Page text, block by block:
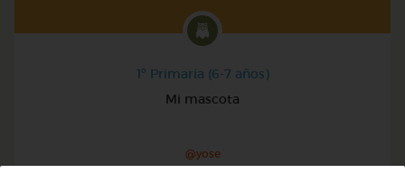
1º Primaria (6-7 años)
Mi mascota
@yose